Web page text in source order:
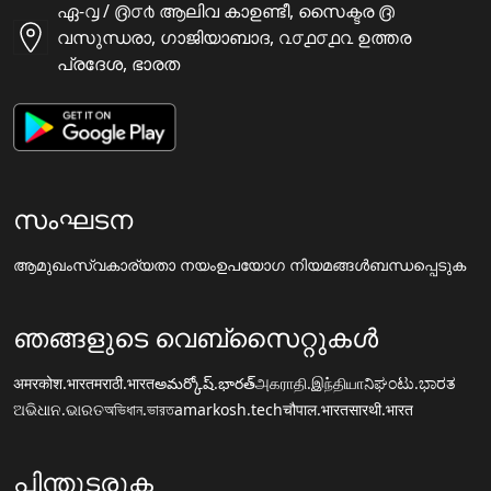
ഏ-൮ / ൫൦൪ ആലിവ കാഉണ്ടീ, സൈക്ടര ൫
വസുന്ധരാ, ഗാജിയാബാദ, ൨൦൧൦൧൨ ഉത്തര
പ്രദേശ, ഭാരത
സംഘടന
ആമുഖംസ്വകാര്യതാ നയംഉപയോഗ നിയമങ്ങൾബന്ധപ്പെടുക
ഞങ്ങളുടെ വെബ്സൈറ്റുകൾ
अमरकोश.भारतमराठी.भारतఅమర్కోష్.భారత్அகராதி.இந்தியாನಿಘಂಟು.ಭಾರತ
ଅଭିଧାନ.ଭାରତঅভিধান.ভারতamarkosh.techचौपाल.भारतसारथी.भारत
പിന്തുടരുക